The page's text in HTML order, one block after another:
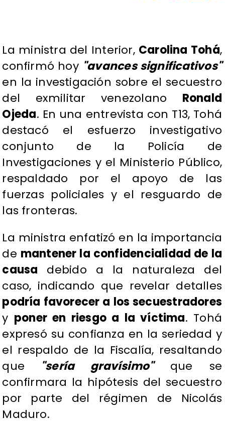
​La ministra del Interior, Carolina Tohá,
confirmó hoy "avances significativos"
en la investigación sobre el secuestro
del exmilitar venezolano Ronald
Ojeda. En una entrevista con T13, Tohá
destacó el esfuerzo investigativo
conjunto de la Policía de
Investigaciones y el Ministerio Público,
respaldado por el apoyo de las
fuerzas policiales y el resguardo de
las fronteras.
​La ministra enfatizó en la importancia
de mantener la confidencialidad de la
causa debido a la naturaleza del
caso, indicando que revelar detalles
podría favorecer a los secuestradores
y poner en riesgo a la víctima. Tohá
expresó su confianza en la seriedad y
el respaldo de la Fiscalía, resaltando
que "sería gravísimo"que se
confirmara la hipótesis del secuestro
por parte del régimen de Nicolás
Maduro.